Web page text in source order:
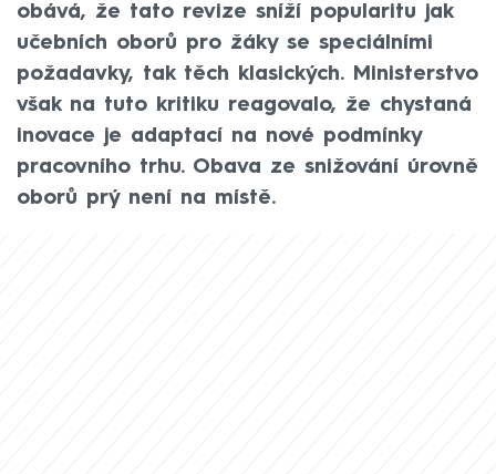
obává, že tato revize sníží popularitu jak
učebních oborů pro žáky se speciálními
požadavky, tak těch klasických. Ministerstvo
však na tuto kritiku reagovalo, že chystaná
inovace je adaptací na nové podmínky
pracovního trhu. Obava ze snižování úrovně
oborů prý není na místě.